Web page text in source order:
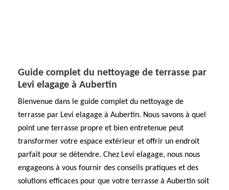
Guide complet du nettoyage de terrasse par
Levi elagage à Aubertin
Bienvenue dans le guide complet du nettoyage de
terrasse par Levi elagage à Aubertin. Nous savons à quel
point une terrasse propre et bien entretenue peut
transformer votre espace extérieur et offrir un endroit
parfait pour se détendre. Chez Levi elagage, nous nous
engageons à vous fournir des conseils pratiques et des
solutions efficaces pour que votre terrasse à Aubertin soit